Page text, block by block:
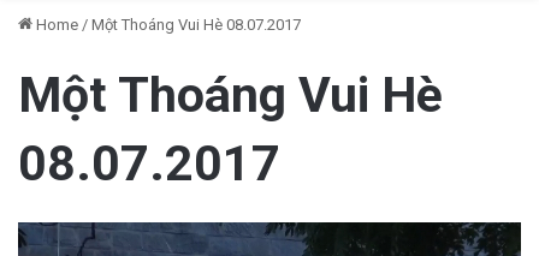
Home / Một Thoáng Vui Hè 08.07.2017
Một Thoáng Vui Hè
08.07.2017